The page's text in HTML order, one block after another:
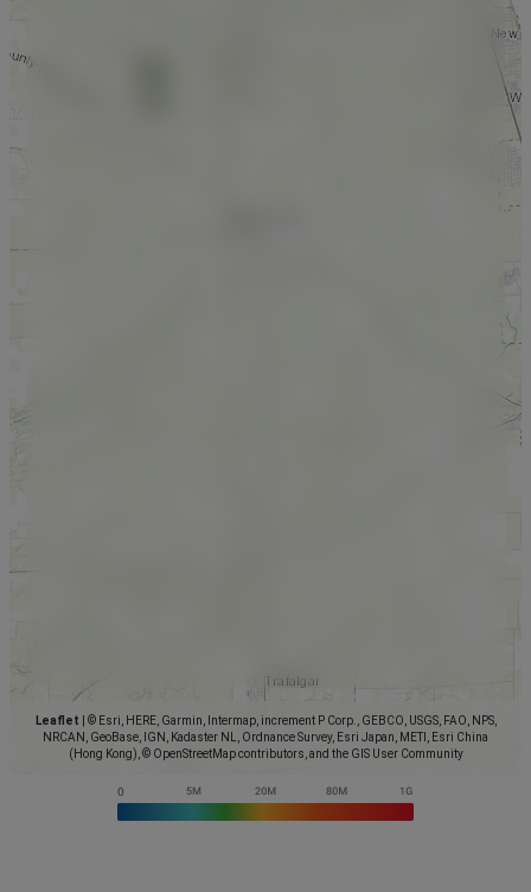
Leaflet
© Esri, HERE, Garmin, Intermap, increment P Corp., GEBCO, USGS, FAO, NPS,
NRCAN, GeoBase, IGN, Kadaster NL, Ordnance Survey, Esri Japan, METI, Esri China
(Hong Kong), © OpenStreetMap contributors, and the GIS User Community